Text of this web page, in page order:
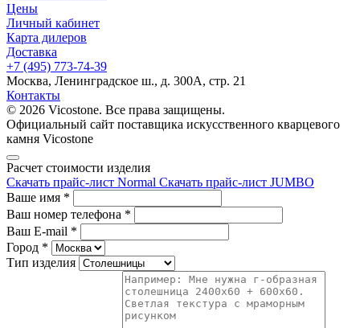
Цены
Личный кабинет
Карта дилеров
Доставка
+7 (495) 773-74-39
Москва, Ленинградское ш., д. 300А, стр. 21
Контакты
© 2026 Vicostone. Все права защищены.
Официальный сайт поставщика искусственного кварцевого
камня Vicostone
Расчет стоимости изделия
Скачать прайс-лист Normal Скачать прайс-лист JUMBO
Ваше имя *
Ваш номер телефона *
Ваш E-mail *
Город *
Тип изделия